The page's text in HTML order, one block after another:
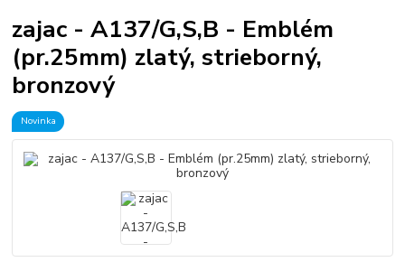
zajac - A137/G,S,B - Emblém
(pr.25mm) zlatý, strieborný,
bronzový
Novinka